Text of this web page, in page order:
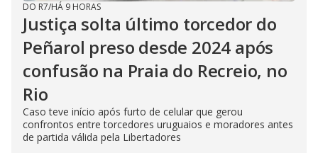
DO R7/HÁ 9 HORAS
Justiça solta último torcedor do
Peñarol preso desde 2024 após
confusão na Praia do Recreio, no
Rio
Caso teve início após furto de celular que gerou
confrontos entre torcedores uruguaios e moradores antes
de partida válida pela Libertadores